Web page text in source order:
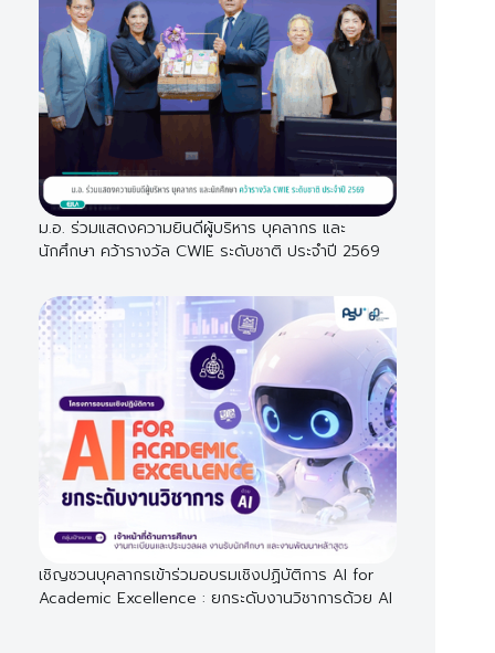
ม.อ. ร่วมแสดงความยินดีผู้บริหาร บุคลากร และ
นักศึกษา คว้ารางวัล CWIE ระดับชาติ ประจำปี 2569
เชิญชวนบุคลากรเข้าร่วมอบรมเชิงปฏิบัติการ AI for
Academic Excellence : ยกระดับงานวิชาการด้วย AI